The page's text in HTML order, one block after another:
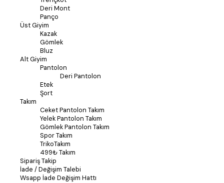
Deri Mont
Panço
Üst Giyim
Kazak
Gömlek
Bluz
Alt Giyim
Pantolon
Deri Pantolon
Etek
Şort
Takım
Ceket Pantolon Takım
Yelek Pantolon Takım
Gömlek Pantolon Takım
Spor Takım
TrikoTakım
499₺ Takım
Sipariş Takip
İade / Değişim Talebi
Wsapp İade Değişim Hattı